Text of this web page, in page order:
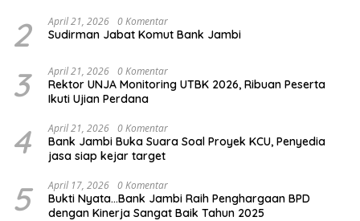
2 April 21, 2026 0 Komentar
Sudirman Jabat Komut Bank Jambi
3 April 21, 2026 0 Komentar
Rektor UNJA Monitoring UTBK 2026, Ribuan Peserta
Ikuti Ujian Perdana
4 April 21, 2026 0 Komentar
Bank Jambi Buka Suara Soal Proyek KCU, Penyedia
jasa siap kejar target
5 April 17, 2026 0 Komentar
Bukti Nyata…Bank Jambi Raih Penghargaan BPD
dengan Kinerja Sangat Baik Tahun 2025